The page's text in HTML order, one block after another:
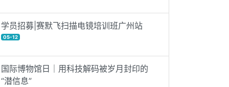
学员招募|赛默飞扫描电镜培训班广州站
05-12
国际博物馆日｜用科技解码被岁月封印的
“潜信息”